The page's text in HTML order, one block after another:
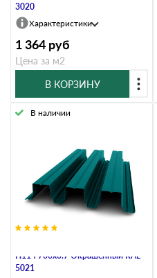
3020
Характеристики
1 364 руб
Цена за м2
В КОРЗИНУ
Н114 700х0.7 Окрашенный RAL
5021
В наличии